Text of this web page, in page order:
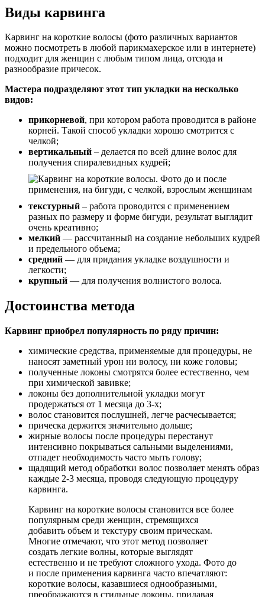
Виды карвинга
Карвинг на короткие волосы (фото различных вариантов
можно посмотреть в любой парикмахерское или в интернете)
подходит для женщин с любым типом лица, отсюда и
разнообразие причесок.
Мастера подразделяют этот тип укладки на несколько
видов:
прикорневой, при котором работа проводится в районе
корней. Такой способ укладки хорошо смотрится с
челкой;
вертикальный – делается по всей длине волос для
получения спиралевидных кудрей;
текстурный – работа проводится с применением
разных по размеру и форме бигуди, результат выглядит
очень креативно;
мелкий — рассчитанный на создание небольших кудрей
и предельного объема;
средний — для придания укладке воздушности и
легкости;
крупный — для получения волнистого волоса.
Достоинства метода
Карвинг приобрел популярность по ряду причин:
химические средства, применяемые для процедуры, не
наносят заметный урон ни волосу, ни коже головы;
полученные локоны смотрятся более естественно, чем
при химической завивке;
локоны без дополнительной укладки могут
продержаться от 1 месяца до 3-х;
волос становится послушней, легче расчесывается;
прическа держится значительно дольше;
жирные волосы после процедуры перестанут
интенсивно покрываться сальными выделениями,
отпадет необходимость часто мыть голову;
щадящий метод обработки волос позволяет менять образ
каждые 2-3 месяца, проводя следующую процедуру
карвинга.
Карвинг на короткие волосы становится все более
популярным среди женщин, стремящихся
добавить объем и текстуру своим прическам.
Многие отмечают, что этот метод позволяет
создать легкие волны, которые выглядят
естественно и не требуют сложного ухода. Фото до
и после применения карвинга часто впечатляют:
короткие волосы, казавшиеся однообразными,
преображаются в стильные локоны, придавая